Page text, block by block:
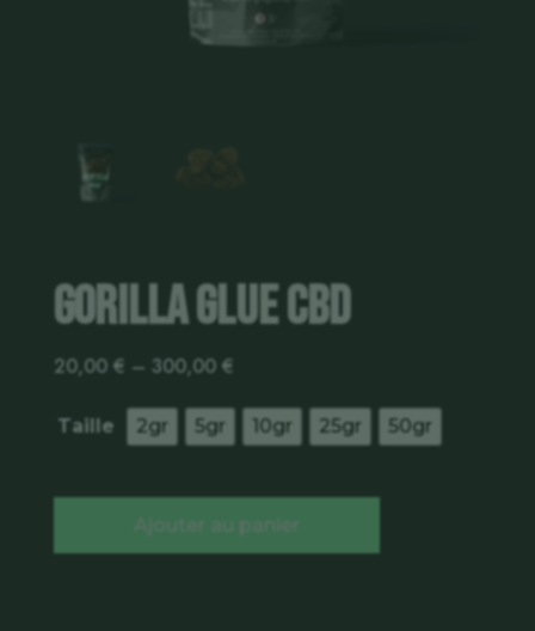
Gorilla Glue CBD
20,00 € – 300,00 €
Taille 2gr 5gr 10gr 25gr 50gr
Ajouter au panier